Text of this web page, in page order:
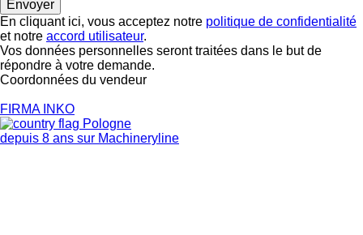
En cliquant ici, vous acceptez notre politique de confidentialité
et notre accord utilisateur.
Vos données personnelles seront traitées dans le but de
répondre à votre demande.
Coordonnées du vendeur
FIRMA INKO
Pologne
depuis 8 ans sur Machineryline